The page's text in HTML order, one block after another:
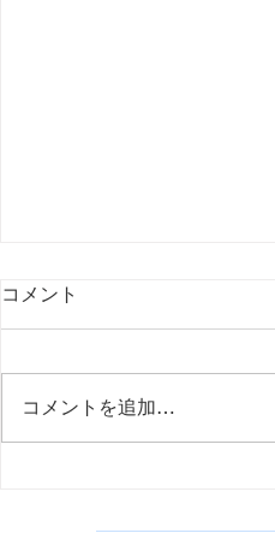
コメント
コメントを追加…